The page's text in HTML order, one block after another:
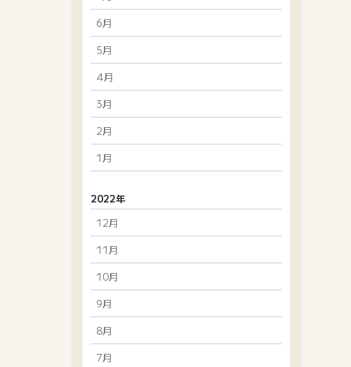
6月
5月
4月
3月
2月
1月
2022年
12月
11月
10月
9月
8月
7月